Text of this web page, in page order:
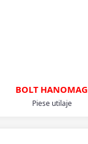
BOLT HANOMAG
Piese utilaje